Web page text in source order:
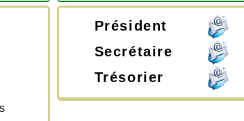
Président
Secrétaire
Trésorier